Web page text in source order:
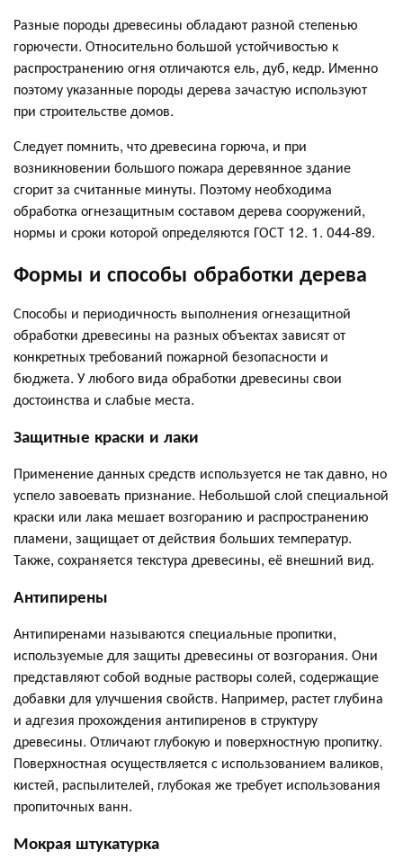
Разные породы древесины обладают разной степенью
горючести. Относительно большой устойчивостью к
распространению огня отличаются ель, дуб, кедр. Именно
поэтому указанные породы дерева зачастую используют
при строительстве домов.
Следует помнить, что древесина горюча, и при
возникновении большого пожара деревянное здание
сгорит за считанные минуты. Поэтому необходима
обработка огнезащитным составом дерева сооружений,
нормы и сроки которой определяются ГОСТ 12. 1. 044-89.
Формы и способы обработки дерева
Способы и периодичность выполнения огнезащитной
обработки древесины на разных объектах зависят от
конкретных требований пожарной безопасности и
бюджета. У любого вида обработки древесины свои
достоинства и слабые места.
Защитные краски и лаки
Применение данных средств используется не так давно, но
успело завоевать признание. Небольшой слой специальной
краски или лака мешает возгоранию и распространению
пламени, защищает от действия больших температур.
Также, сохраняется текстура древесины, её внешний вид.
Антипирены
Антипиренами называются специальные пропитки,
используемые для защиты древесины от возгорания. Они
представляют собой водные растворы солей, содержащие
добавки для улучшения свойств. Например, растет глубина
и адгезия прохождения антипиренов в структуру
древесины. Отличают глубокую и поверхностную пропитку.
Поверхностная осуществляется с использованием валиков,
кистей, распылителей, глубокая же требует использования
пропиточных ванн.
Мокрая штукатурка